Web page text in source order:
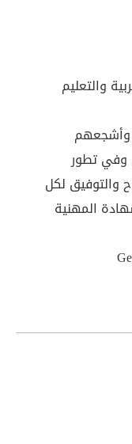
والتعليم
وأشجعهم
وفي تطور
والتوفيق لكل
المهنية